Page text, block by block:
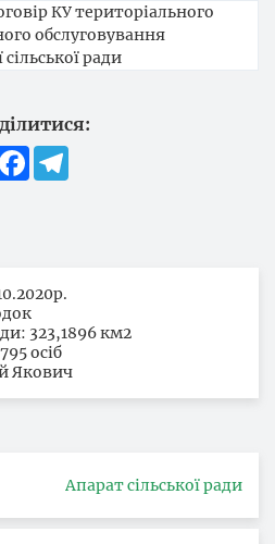
КУ територіального
обслуговування
ради
Facebook
323,1896 км2
осіб
Якович
Апарат сільської ради